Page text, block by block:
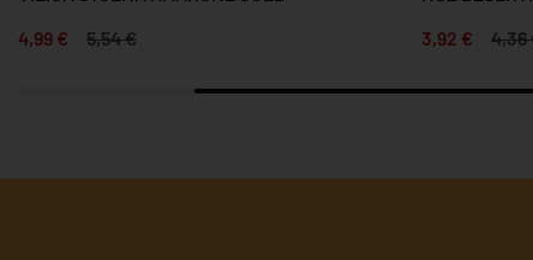
4,99 €
5,54 €
3,92 €
4,36